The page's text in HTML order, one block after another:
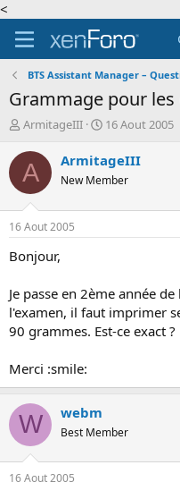
<
BTS Assistant Manager –
Grammage pour
A
t
e
r
d
e
l
i
s
c
s
o
n
ArmitageIII
D
t
e
d
é
16 Aout 2005
A ArmitageIII
New Member
16 Aout 2005
Bonjour,
Je passe en 2ème année
l'examen, il faut imprimer
90 grammes. Est-ce exact ?
Merci :smile:
W webm
Best Member
16 Aout 2005